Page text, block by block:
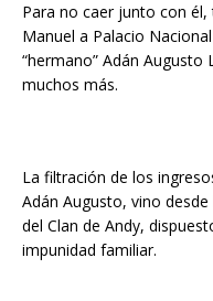
Para no caer junto con
Manuel a Palacio
“hermano” Adán Augusto
muchos más.
La filtración de los
Adán Augusto, vino
del Clan de Andy,
impunidad familiar.